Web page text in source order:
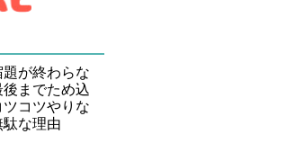
が終わらな
までため込
コツやりな
駄な理由